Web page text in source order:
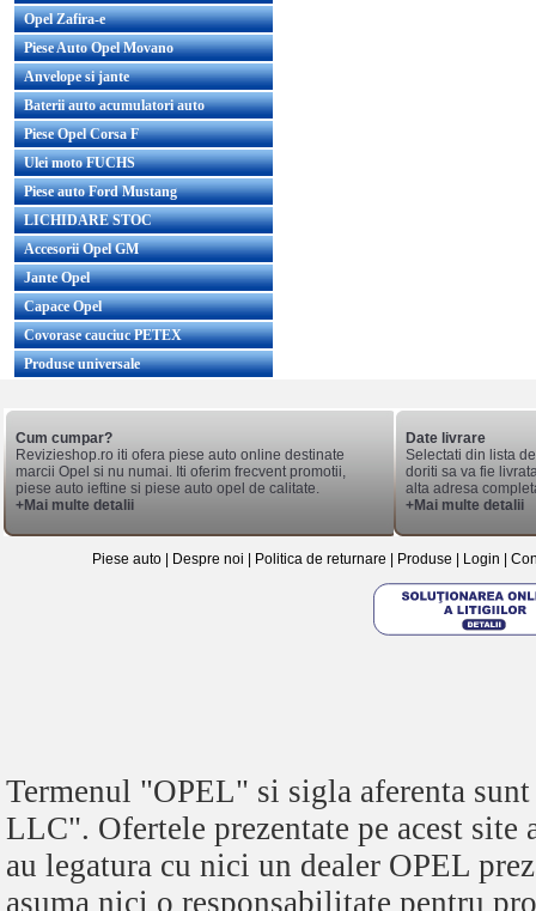
Opel Zafira-e
Piese Auto Opel Movano
Anvelope si jante
Baterii auto acumulatori auto
Piese Opel Corsa F
Ulei moto FUCHS
Piese auto Ford Mustang
LICHIDARE STOC
Accesorii Opel GM
Jante Opel
Capace Opel
Covorase cauciuc PETEX
Produse universale
Cum cumpar?
Revizieshop.ro iti ofera piese auto online destinate
marcii Opel si nu numai. Iti oferim frecvent promotii,
piese auto ieftine si piese auto opel de calitate.
+Mai multe detalii
Date livrare
Selectati din lista
doriti sa va fie
alta adresa
+Mai multe detalii
Piese auto Despre noi Politica de returnare Produse Login
Termenul "OPEL" si sigla aferenta
LLC". Ofertele prezentate pe acest
au legatura cu nici un dealer OPEL
asuma nici o responsabilitate pentru